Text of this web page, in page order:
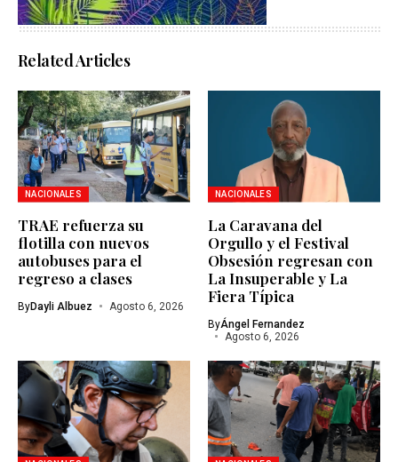
Related Articles
NACIONALES
TRAE refuerza su
flotilla con nuevos
autobuses para el
regreso a clases
ByDayli Albuez Agosto 6, 2026
NACIONALES
La Caravana del
Orgullo y el Festival
Obsesión regresan con
La Insuperable y La
Fiera Típica
ByÁngel Fernandez
Agosto 6, 2026